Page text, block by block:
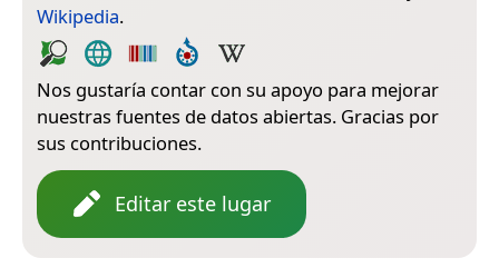
Wikipedia.
Nos gustaría contar con su apoyo para mejorar
nuestras fuentes de datos abiertas. Gracias por
sus contribuciones.
Editar este lugar